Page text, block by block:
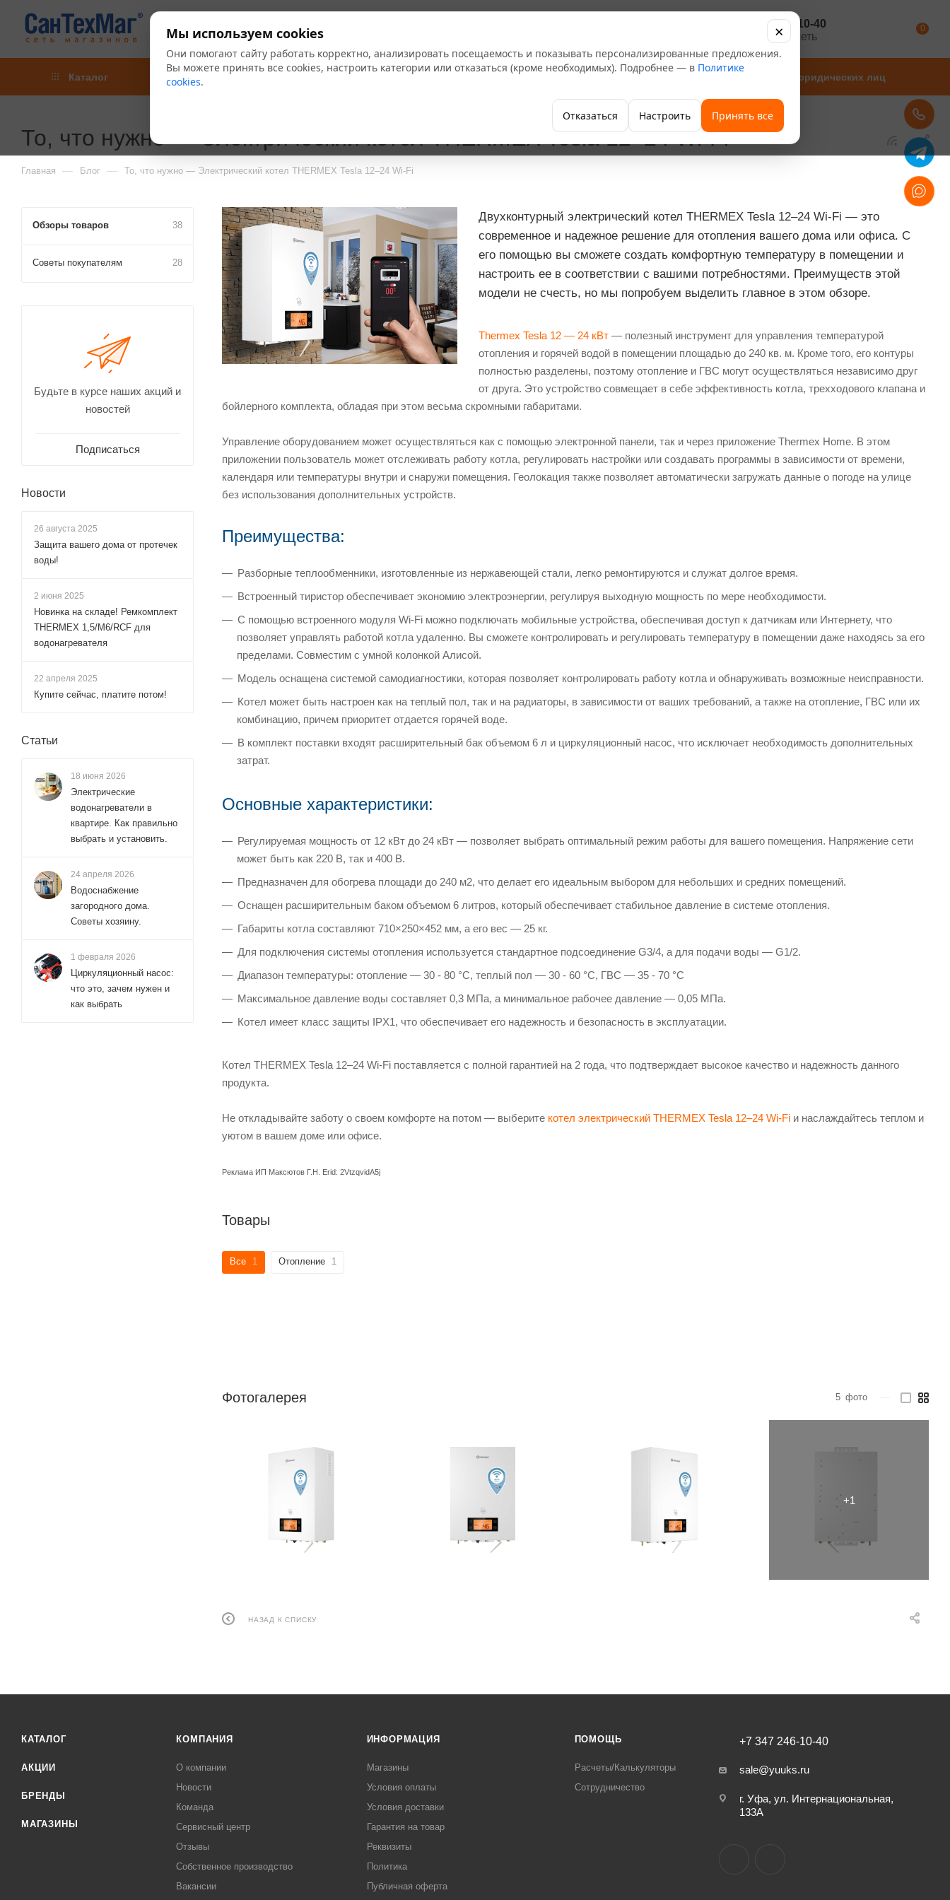
+7 347 246-10-40
розничная сеть
0
Каталог Акции Бренды Компания Для юридических лиц
То, что нужно — Электрический котел THERMEX Tesla 12–24 Wi-Fi
Главная — Блог — То, что нужно — Электрический котел THERMEX Tesla 12–24 Wi-Fi
Двухконтурный электрический котел THERMEX Tesla 12–24 Wi-Fi — это
современное и надежное решение для отопления вашего дома или офиса. С
его помощью вы сможете создать комфортную температуру в помещении и
настроить ее в соответствии с вашими потребностями. Преимуществ этой
модели не счесть, но мы попробуем выделить главное в этом обзоре.
Thermex Tesla 12 — 24 кВт — полезный инструмент для управления температурой
отопления и горячей водой в помещении площадью до 240 кв. м. Кроме того, его контуры
полностью разделены, поэтому отопление и ГВС могут осуществляться независимо друг
от друга. Это устройство совмещает в себе эффективность котла, трехходового клапана и
бойлерного комплекта, обладая при этом весьма скромными габаритами.
Управление оборудованием может осуществляться как с помощью электронной панели, так и через приложение Thermex Home. В этом
приложении пользователь может отслеживать работу котла, регулировать настройки или создавать программы в зависимости от времени,
календаря или температуры внутри и снаружи помещения. Геолокация также позволяет автоматически загружать данные о погоде на улице
без использования дополнительных устройств.
Преимущества:
Разборные теплообменники, изготовленные из нержавеющей стали, легко ремонтируются и служат долгое время.
Встроенный тиристор обеспечивает экономию электроэнергии, регулируя выходную мощность по мере необходимости.
С помощью встроенного модуля Wi-Fi можно подключать мобильные устройства, обеспечивая доступ к датчикам или Интернету, что
позволяет управлять работой котла удаленно. Вы сможете контролировать и регулировать температуру в помещении даже находясь за его
пределами. Совместим с умной колонкой Алисой.
Модель оснащена системой самодиагностики, которая позволяет контролировать работу котла и обнаруживать возможные неисправности.
Котел может быть настроен как на теплый пол, так и на радиаторы, в зависимости от ваших требований, а также на отопление, ГВС или их
комбинацию, причем приоритет отдается горячей воде.
В комплект поставки входят расширительный бак объемом 6 л и циркуляционный насос, что исключает необходимость дополнительных
затрат.
Основные характеристики:
Регулируемая мощность от 12 кВт до 24 кВт — позволяет выбрать оптимальный режим работы для вашего помещения. Напряжение сети
может быть как 220 В, так и 400 В.
Предназначен для обогрева площади до 240 м2, что делает его идеальным выбором для небольших и средних помещений.
Оснащен расширительным баком объемом 6 литров, который обеспечивает стабильное давление в системе отопления.
Габариты котла составляют 710×250×452 мм, а его вес — 25 кг.
Для подключения системы отопления используется стандартное подсоединение G3/4, а для подачи воды — G1/2.
Диапазон температуры: отопление — 30 - 80 °С, теплый пол — 30 - 60 °С, ГВС — 35 - 70 °С
Максимальное давление воды составляет 0,3 МПа, а минимальное рабочее давление — 0,05 МПа.
Котел имеет класс защиты IPX1, что обеспечивает его надежность и безопасность в эксплуатации.
Котел THERMEX Tesla 12–24 Wi-Fi поставляется с полной гарантией на 2 года, что подтверждает высокое качество и надежность данного
продукта.
Не откладывайте заботу о своем комфорте на потом — выберите котел электрический THERMEX Tesla 12–24 Wi-Fi и наслаждайтесь теплом и
уютом в вашем доме или офисе.
Реклама ИП Максютов Г.Н. Erid: 2VtzqvidA5j
Товары
Все 1 Отопление 1
Фотогалерея 5 фото
НАЗАД К СПИСКУ
Обзоры товаров 38
Советы покупателям 28
Будьте в курсе наших акций и
новостей
Подписаться
Новости
26 августа 2025
Защита вашего дома от протечек
воды!
2 июня 2025
Новинка на складе! Ремкомплект
THERMEX 1,5/М6/RCF для
водонагревателя
22 апреля 2025
Купите сейчас, платите потом!
Статьи
18 июня 2026
Электрические
водонагреватели в
квартире. Как правильно
выбрать и установить.
24 апреля 2026
Водоснабжение
загородного дома.
Советы хозяину.
1 февраля 2026
Циркуляционный насос:
что это, зачем нужен и
как выбрать
КАТАЛОГ
АКЦИИ
БРЕНДЫ
МАГАЗИНЫ
КОМПАНИЯ
О компании
Новости
Команда
Сервисный центр
Отзывы
Собственное производство
Вакансии
ИНФОРМАЦИЯ
Магазины
Условия оплаты
Условия доставки
Гарантия на товар
Реквизиты
Политика
Публичная оферта
ПОМОЩЬ
Расчеты/Калькуляторы
Сотрудничество
+7 347 246-10-40
sale@yuuks.ru
г. Уфа, ул. Интернациональная,
133А
Мы используем cookies
Они помогают сайту работать корректно, анализировать посещаемость и показывать персонализированные предложения.
Вы можете принять все cookies, настроить категории или отказаться (кроме необходимых). Подробнее — в Политике
cookies.
Отказаться Настроить Принять все
×